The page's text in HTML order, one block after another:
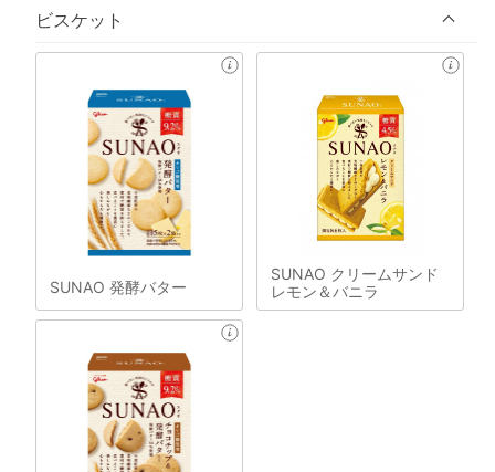
ビスケット
SUNAO 発酵バター
SUNAO クリームサンド
レモン＆バニラ